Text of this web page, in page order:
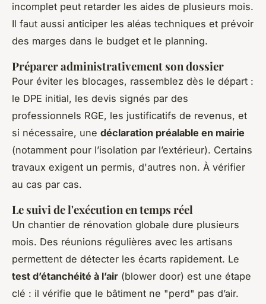
incomplet peut retarder les aides de plusieurs mois.
Il faut aussi anticiper les aléas techniques et prévoir
des marges dans le budget et le planning.
Préparer administrativement son dossier
Pour éviter les blocages, rassemblez dès le départ :
le DPE initial, les devis signés par des
professionnels RGE, les justificatifs de revenus, et
si nécessaire, une déclaration préalable en mairie
(notamment pour l’isolation par l’extérieur). Certains
travaux exigent un permis, d'autres non. À vérifier
au cas par cas.
Le suivi de l'exécution en temps réel
Un chantier de rénovation globale dure plusieurs
mois. Des réunions régulières avec les artisans
permettent de détecter les écarts rapidement. Le
test d’étanchéité à l’air (blower door) est une étape
clé : il vérifie que le bâtiment ne "perd" pas d’air.